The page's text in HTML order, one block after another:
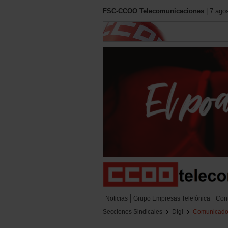
FSC-CCOO Telecomunicaciones | 7
Noticias Grupo Empresas Telefónica
Secciones Sindicales
Digi